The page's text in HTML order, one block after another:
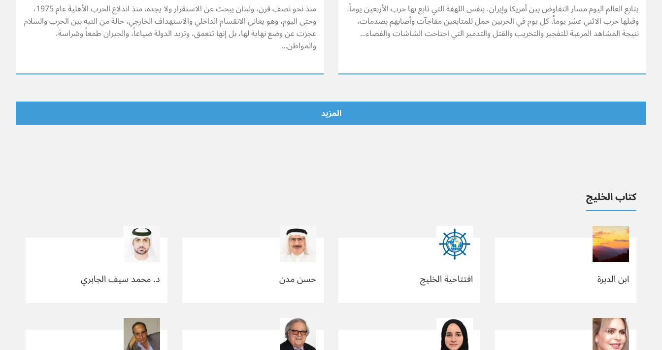
يتابع العالم اليوم مسار التفاوض بين أمريكا وإيران، بنفس اللهفة التي تابع بها حرب الأربعين يوماً،
وقبلها حرب الاثني عشر يوماً. كل يوم في الحربين حمل للمتابعين مفاجآت وأصابهم بصدمات،
نتيجة المشاهد المرعبة للتفجير والتخريب والقتل والتدمير التي اجتاحت الشاشات والفضاء...
منذ نحو نصف قرن، ولبنان يبحث عن الاستقرار ولا يجده، منذ اندلاع الحرب الأهلية عام 1975،
وحتى اليوم، وهو يعاني الانقسام الداخلي والاستهداف الخارجي، حالة من التيه بين الحرب والسلام
عجزت عن وضع نهاية لها، بل إنها تتعمق، وتزيد الدولة ضياعاً، والجيران طمعاً وشراسة،
والمواطن...
المزيد
كتاب الخليج
ابن الديرة افتتاحية الخليج حسن مدن د. محمد سيف الجابري